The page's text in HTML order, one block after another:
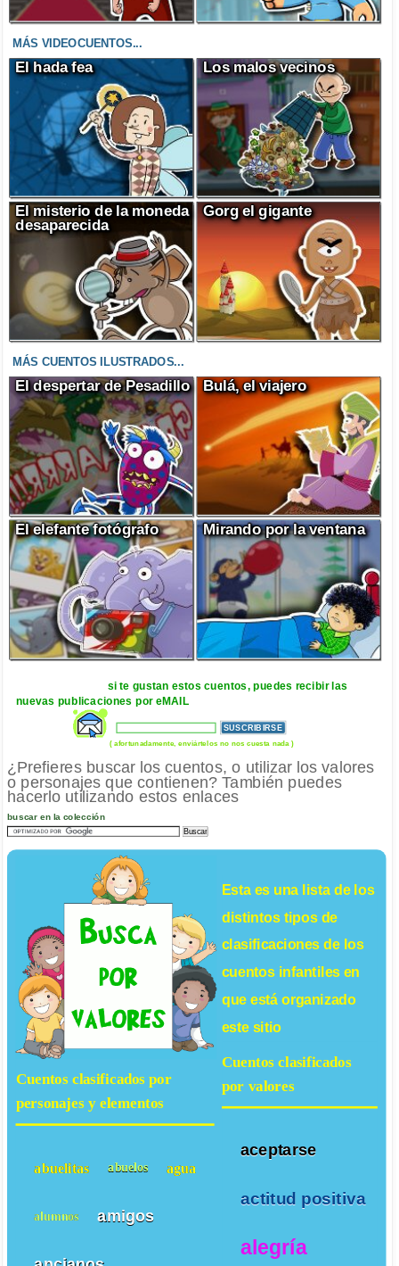
MÁS VIDEOCUENTOS...
El hada fea Los malos vecinos
El misterio de la moneda
desaparecida
Gorg el gigante
MÁS CUENTOS ILUSTRADOS...
El despertar de Pesadillo Bulá, el viajero
El elefante fotógrafo Mirando por la ventana
si te gustan estos cuentos, puedes recibir las
nuevas publicaciones por eMAIL
( afortunadamente, enviártelos no nos cuesta nada )
¿Prefieres buscar los cuentos, o utilizar los valores
o personajes que contienen? También puedes
hacerlo utilizando estos enlaces
buscar en la colección
Esta es una lista de los
distintos tipos de
clasificaciones de los
cuentos infantilesen
que está organizado
este sitio
Cuentos clasificados
por valores
aceptarse
actitud positiva
alegría
Cuentos clasificados por
personajes y elementos
abuelitas abuelos agua
alumnos amigos